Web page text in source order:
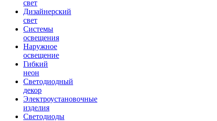
свет
Дизайнерский
свет
Системы
освещения
Наружное
освещение
Гибкий
неон
Светодиодный
декор
Электроустановочные
изделия
Светодиоды